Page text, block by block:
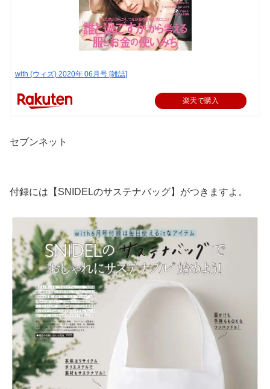
with (ウィズ) 2020年 06月号 [雑誌]
楽天で購入
セブンネット
付録には【SNIDELのサステナバッグ】がつきますよ。